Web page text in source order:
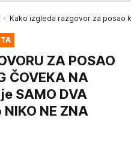
Kako izgleda razgovor za posao
ZA POSAO
ČOVEKA NA
SAMO DVA
NE ZNA